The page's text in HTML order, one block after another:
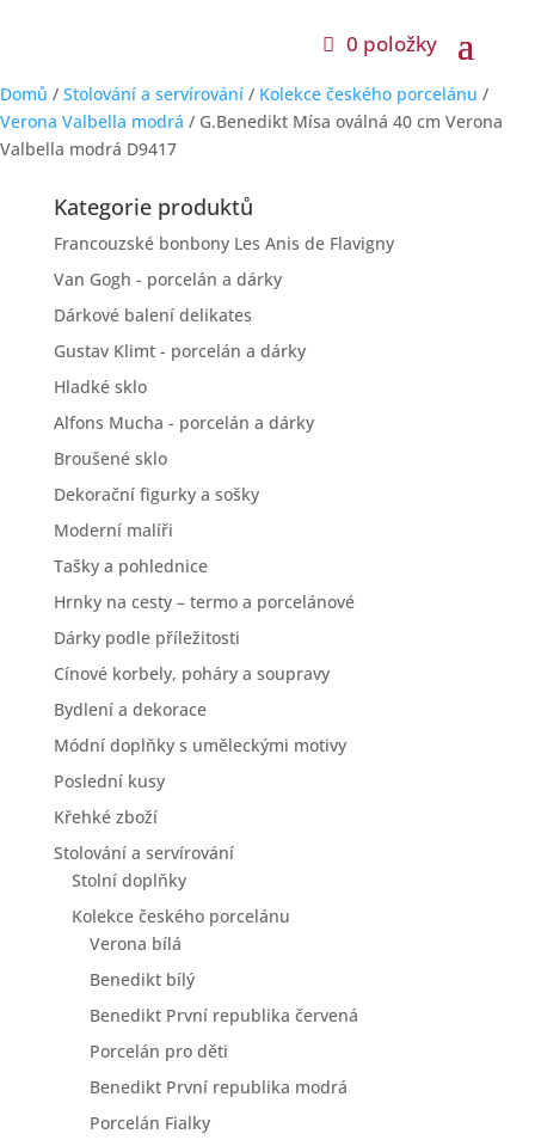
0 položky
Domů / Stolování a servírování / Kolekce českého porcelánu /
Verona Valbella modrá / G.Benedikt Mísa oválná 40 cm Verona
Valbella modrá D9417
Kategorie produktů
Francouzské bonbony Les Anis de Flavigny
Van Gogh - porcelán a dárky
Dárkové balení delikates
Gustav Klimt - porcelán a dárky
Hladké sklo
Alfons Mucha - porcelán a dárky
Broušené sklo
Dekorační figurky a sošky
Moderní malíři
Tašky a pohlednice
Hrnky na cesty – termo a porcelánové
Dárky podle příležitosti
Cínové korbely, poháry a soupravy
Bydlení a dekorace
Módní doplňky s uměleckými motivy
Poslední kusy
Křehké zboží
Stolování a servírování
Stolní doplňky
Kolekce českého porcelánu
Verona bílá
Benedikt bílý
Benedikt První republika červená
Porcelán pro děti
Benedikt První republika modrá
Porcelán Fialky